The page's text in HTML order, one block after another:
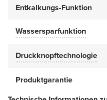
Entkalkungs-Funktion
Wassersparfunktion
Druckknopftechnologie
Produktgarantie